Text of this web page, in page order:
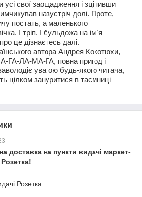
свої заощадження і зціпивши
назустріч долі. Проте,
постать, а маленького
І тріп. І бульдожа на ім`я
це дізнаєтесь далі.
автора Андрея Кокотюхи,
ГА-ЛА-МА-ГА, повна пригод і
увагою будь-якого читача,
цілком зануритися в таємниці
доставка на пункти видачі маркет-
Розетка